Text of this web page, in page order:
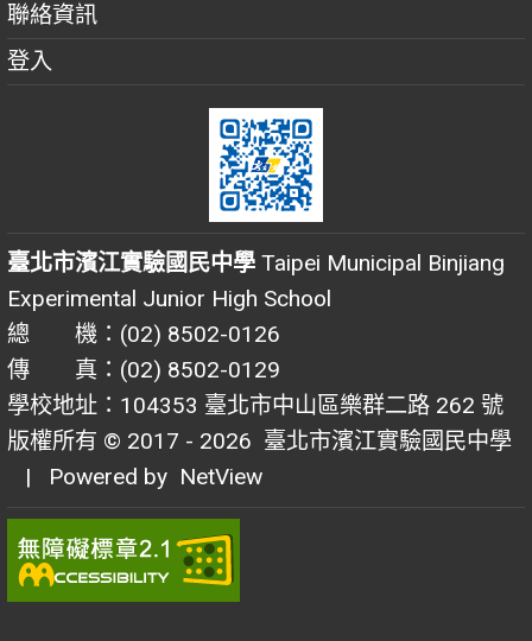
聯絡資訊
登入
臺北市濱江實驗國民中學 Taipei Municipal Binjiang
Experimental Junior High School
總 機：(02) 8502-0126
傳 真：(02) 8502-0129
學校地址：104353 臺北市中山區樂群二路 262 號
版權所有 © 2017 - 2026 臺北市濱江實驗國民中學
| Powered by NetView